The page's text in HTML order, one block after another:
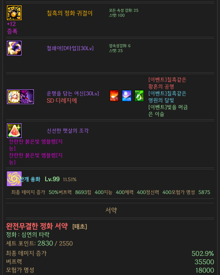
칠흑의 정화 귀걸이
모든 속성 강화: 25
스탯: 100
+12
증폭
철쇄아[D타입][30Lv]
암속성강화: 6
스탯: 25
운명을 담는 여신[30Lv]
SD 디레지에
[이벤트]칠흑같은
황혼의 공명
[이벤트]칠흑같은
영원의 달빛
[이벤트]빛을 머금
은 이슬
신선한 햇살의 조각
찬란한 붉은빛 엠블렘[지
능]
찬란한 붉은빛 엠블렘[지
능]
안개 융화 Lv.99 11.51%
최종 데미지 증가 50%버프력 8693힘 400지능 400체력 400정신력 400모험가 명성 5875
서약
완전무결한 정화 서약
[태초]
정화 : 심연의 타락
세트 포인트: 2830 / 2550
최종 데미지 증가
502.9%
버프력 35500
모험가 명성 18000